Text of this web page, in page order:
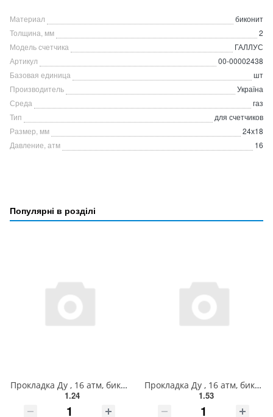
Материал
биконит
Толщина, мм
2
Модель счетчика
ГАЛЛУС
Артикул
00-00002438
Базовая единица
шт
Производитель
Україна
Среда
газ
Тип
для счетчиков
Размер, мм
24х18
Давление, атм
16
Популярні в розділі
Прокладка Ду , 16 атм, биконит, (24х18х3мм), для счетчика, газ, ГАЛЛУС
1.24
Прокладка Ду , 16 атм, биконит, (30х23х2мм), для счетчика, газ, ВІЗАР
1.53